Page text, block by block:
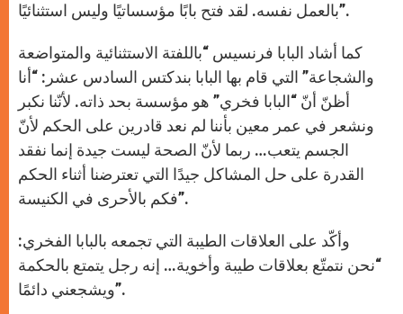
بالعمل نفسه. لقد فتح بابًا مؤسساتيًا وليس استثنائيًا”.
كما أشاد البابا فرنسيس “باللفتة الاستثنائية والمتواضعة
والشجاعة” التي قام بها البابا بندكتس السادس عشر: “أنا
أظنّ أنّ “البابا فخري” هو مؤسسة بحد ذاته. لأنّنا نكبر
ونشعر في عمر معين بأننا لم نعد قادرين على الحكم لأنّ
الجسم يتعب… ربما لأنّ الصحة ليست جيدة إنما نفقد
القدرة على حل المشاكل جيدًا التي تعترضنا أثناء الحكم
فكم بالأحرى في الكنيسة”.
وأكّد على العلاقات الطيبة التي تجمعه بالبابا الفخري:
“نحن نتمتّع بعلاقات طيبة وأخوية… إنه رجل يتمتع بالحكمة
ويشجعني دائمًا”.